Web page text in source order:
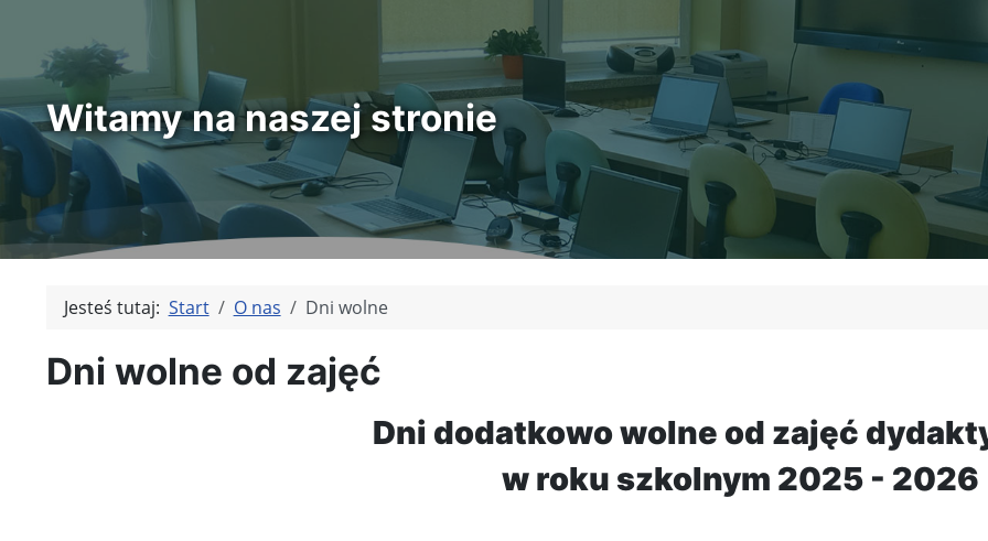
Witamy na naszej stronie
Jesteś tutaj: Start O nas Dni wolne
Dni wolne od zajęć
Dni dodatkowo wolne od zajęć
w roku szkolnym 2025 - 2026